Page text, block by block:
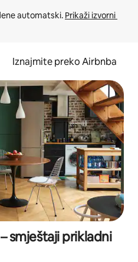
automatski. Prikaži izvorni
Iznajmite preko Airbnba
smještaji prikladni